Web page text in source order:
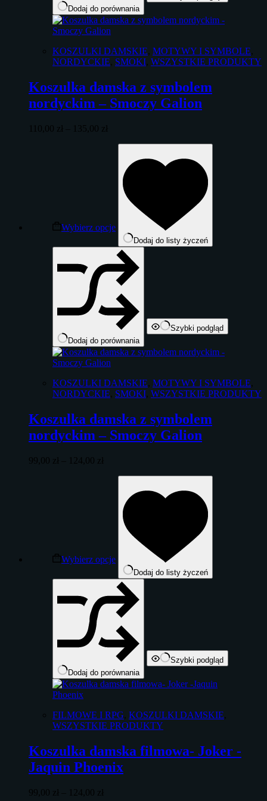
Dodaj do porównania
KOSZULKI DAMSKIE, MOTYWY I SYMBOLE,
NORDYCKIE, SMOKI, WSZYSTKIE PRODUKTY
Koszulka damska z symbolem
nordyckim – Smoczy Galion
110,00 zł 135,00 zł
110,00 zł
135,00 zł
Wybierz opcje
Ten
produkt
ma
wiele
wariantów.
Opcje
można
na
stronie
produktu
Dodaj do listy życzeń
Dodaj do porównania
Szybki podgląd
KOSZULKI DAMSKIE MOTYWY I SYMBOLE
NORDYCKIE SMOKI WSZYSTKIE PRODUKTY
Koszulka damska z symbolem
nordyckim – Smoczy Galion
99,00 zł 124,00 zł
99,00 zł
124,00 zł
Wybierz opcje
Ten
produkt
ma
wiele
wariantów.
Opcje
można
na
stronie
produktu
Dodaj do listy życzeń
Dodaj do porównania
Szybki podgląd
FILMOWE I RPG KOSZULKI DAMSKIE
WSZYSTKIE PRODUKTY
Koszulka damska filmowa- Joker -
Jaquin Phoenix
99,00 zł 124,00 zł